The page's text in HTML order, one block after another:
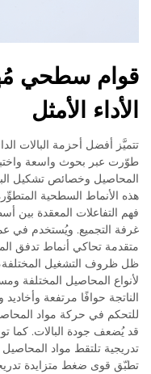
قوام سطحي
الأداء الأمثل
تتميَّز أفضل أحزمة البالات
طوّرت عبر بحوث واسعة
المحاصيل وخصائص تشكيل
هذه الأنماط السطحية
فهم التفاعلات المعقدة بين
غرفة التجميع. ويُستخدم في
متقدمة تحاكي أنماط تدفق
ظل ظروف التشغيل المختلفة،
لأنواع المحاصيل المختلفة
الناتجة حوافًا مرتفعة
للتحكم في حركة مواد
قد يُضعف جودة البالات. كما
تدريجية تلتقط مواد
تطبّق قوى ضغط متزايدة